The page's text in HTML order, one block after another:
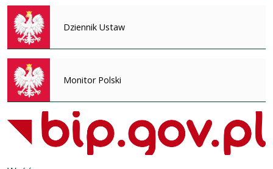
Dziennik Ustaw
Monitor Polski